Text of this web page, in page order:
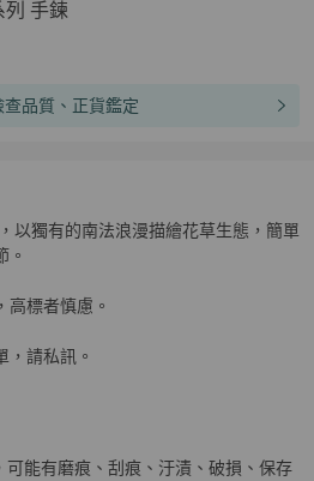
列 手鍊
品質、正貨鑑定
系列 手鍊商品詳情與購買須知
以獨有的南法浪漫描繪花草生態，簡單
。
高標者慎慮。
，請私訊。
態與細節
可能有磨痕、刮痕、汙漬、破損、保存